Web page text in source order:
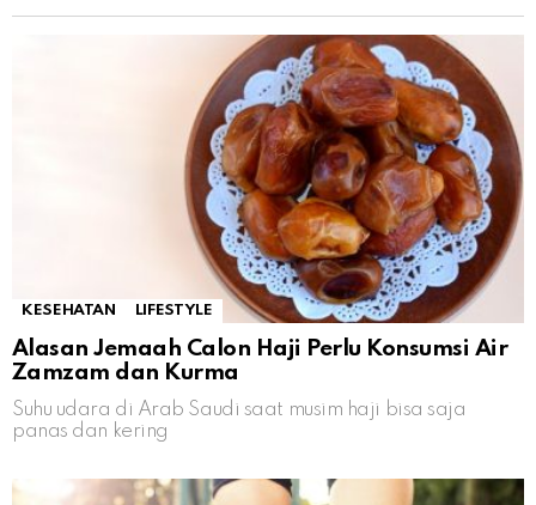
KESEHATAN LIFESTYLE
Alasan Jemaah Calon Haji Perlu Konsumsi Air
Zamzam dan Kurma
Suhu udara di Arab Saudi saat musim haji bisa saja
panas dan kering